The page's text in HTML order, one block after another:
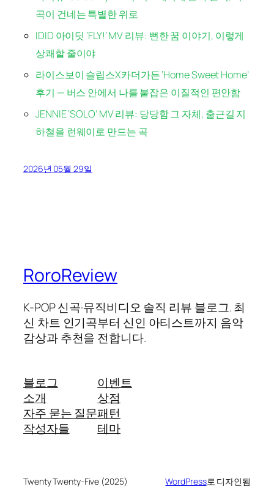
곡이 건네는 특별한 위로
IDID 아이딧 ‘FLY!’ MV 리뷰: 뻔한 꿈 이야기, 이렇게
상쾌할 줄이야
라이스보이 슬립스X카더가든 ‘Home Sweet Home’
후기 — 버스 안에서 나를 붙잡은 이질적인 편안함
JENNIE ‘SOLO’ MV 리뷰: 당당함 그 자체, 출근길 지
하철을 런웨이로 만드는 곡
2026년 05월 29일
RoroReview
K-POP 신곡·뮤직비디오 솔직 리뷰 블로그. 최
신 차트 인기곡부터 신인 아티스트까지 음악
감상과 추천을 전합니다.
블로그
소개
자주 묻는 질문
작성자들
이벤트
상점
패턴
테마
Twenty Twenty-Five (2025) WordPress로 디자인됨